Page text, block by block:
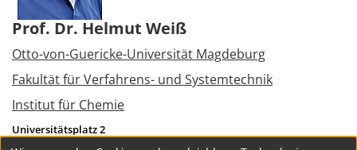
Prof. Dr. Helmut Weiß
Otto-von-Guericke-Universität Magdeburg
Fakultät für Verfahrens- und Systemtechnik
Institut für Chemie
Universitätsplatz 2
39106
Magdeburg